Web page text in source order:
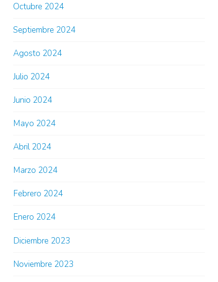
Octubre 2024
Septiembre 2024
Agosto 2024
Julio 2024
Junio 2024
Mayo 2024
Abril 2024
Marzo 2024
Febrero 2024
Enero 2024
Diciembre 2023
Noviembre 2023